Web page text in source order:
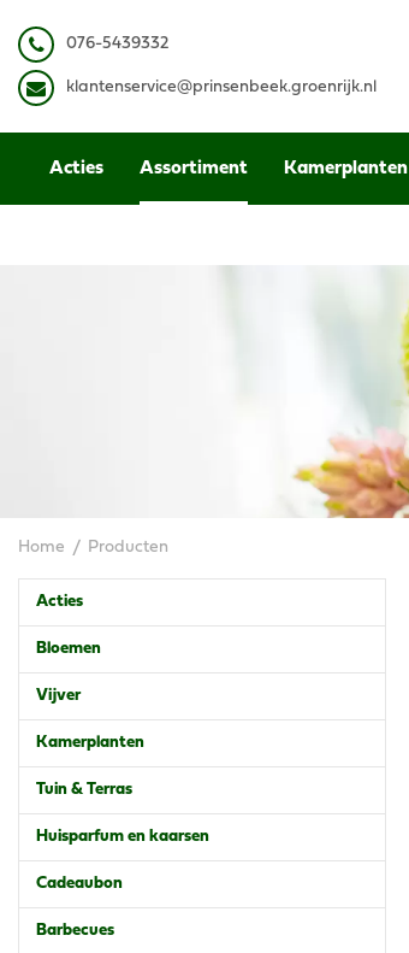
naar
content
Home Producten
076-5439332
k lantenservice@prinsenbeek.groenrijk.nl
Acties Assortiment Kamerplanten
Acties
Bloemen
Vijver
Kamerplanten
Tuin & Terras
Huisparfum en kaarsen
Cadeaubon
Barbecues